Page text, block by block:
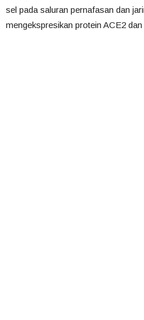
sel pada saluran pernafasan dan
mengekspresikan protein ACE2